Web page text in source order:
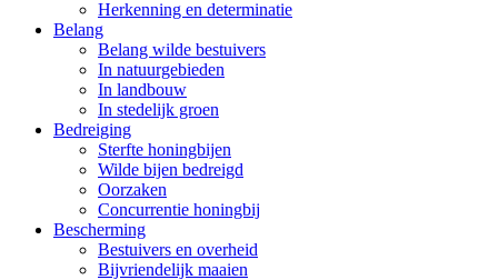
Herkenning en determinatie
Belang
Belang wilde bestuivers
In natuurgebieden
In landbouw
In stedelijk groen
Bedreiging
Sterfte honingbijen
Wilde bijen bedreigd
Oorzaken
Concurrentie honingbij
Bescherming
Bestuivers en overheid
Bijvriendelijk maaien